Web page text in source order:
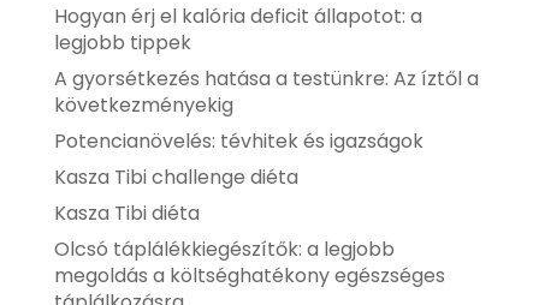
Hogyan érj el kalória deficit állapotot: a
legjobb tippek
A gyorsétkezés hatása a testünkre: Az íztől a
következményekig
Potencianövelés: tévhitek és igazságok
Kasza Tibi challenge diéta
Kasza Tibi diéta
Olcsó táplálékkiegészítők: a legjobb
megoldás a költséghatékony egészséges